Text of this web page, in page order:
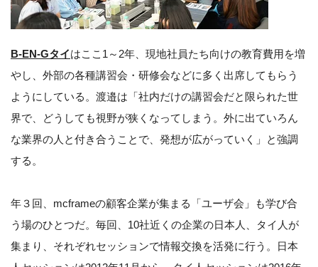
B-EN-Gタイはここ1～2年、現地社員たち向けの教育費用を増
やし、外部の各種講習会・研修会などに多く出席してもらう
ようにしている。渡邉は「社内だけの講習会だと限られた世
界で、どうしても視野が狭くなってしまう。外に出ていろん
な業界の人と付き合うことで、発想が広がっていく」と強調
する。
年３回、mcframeの顧客企業が集まる「ユーザ会」も学び合
う場のひとつだ。毎回、10社近くの企業の日本人、タイ人が
集まり、それぞれセッションで情報交換を活発に行う。日本